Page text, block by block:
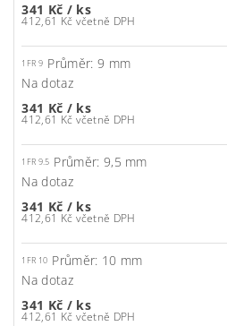
341 Kč / ks
412,61 Kč včetně DPH
1FR 9 Průměr: 9 mm
Na dotaz
341 Kč / ks
412,61 Kč včetně DPH
1FR 9.5 Průměr: 9,5 mm
Na dotaz
341 Kč / ks
412,61 Kč včetně DPH
1FR 10 Průměr: 10 mm
Na dotaz
341 Kč / ks
412,61 Kč včetně DPH